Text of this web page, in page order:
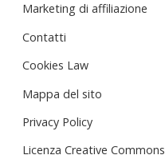
Marketing di affiliazione
Contatti
Cookies Law
Mappa del sito
Privacy Policy
Licenza Creative Commons